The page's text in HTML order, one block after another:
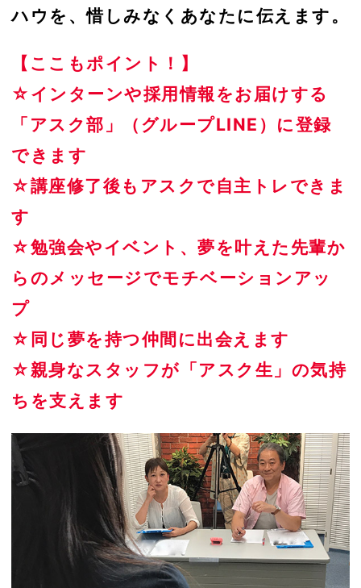
ハウを、惜しみなくあなたに伝えます。
【ここもポイント！】
☆インターンや採用情報をお届けする
「アスク部」（グループLINE）に登録
できます
☆講座修了後もアスクで自主トレできま
す
☆勉強会やイベント、夢を叶えた先輩か
らのメッセージでモチベーションアッ
プ
☆同じ夢を持つ仲間に出会えます
☆親身なスタッフが「アスク生」の気持
ちを支えます